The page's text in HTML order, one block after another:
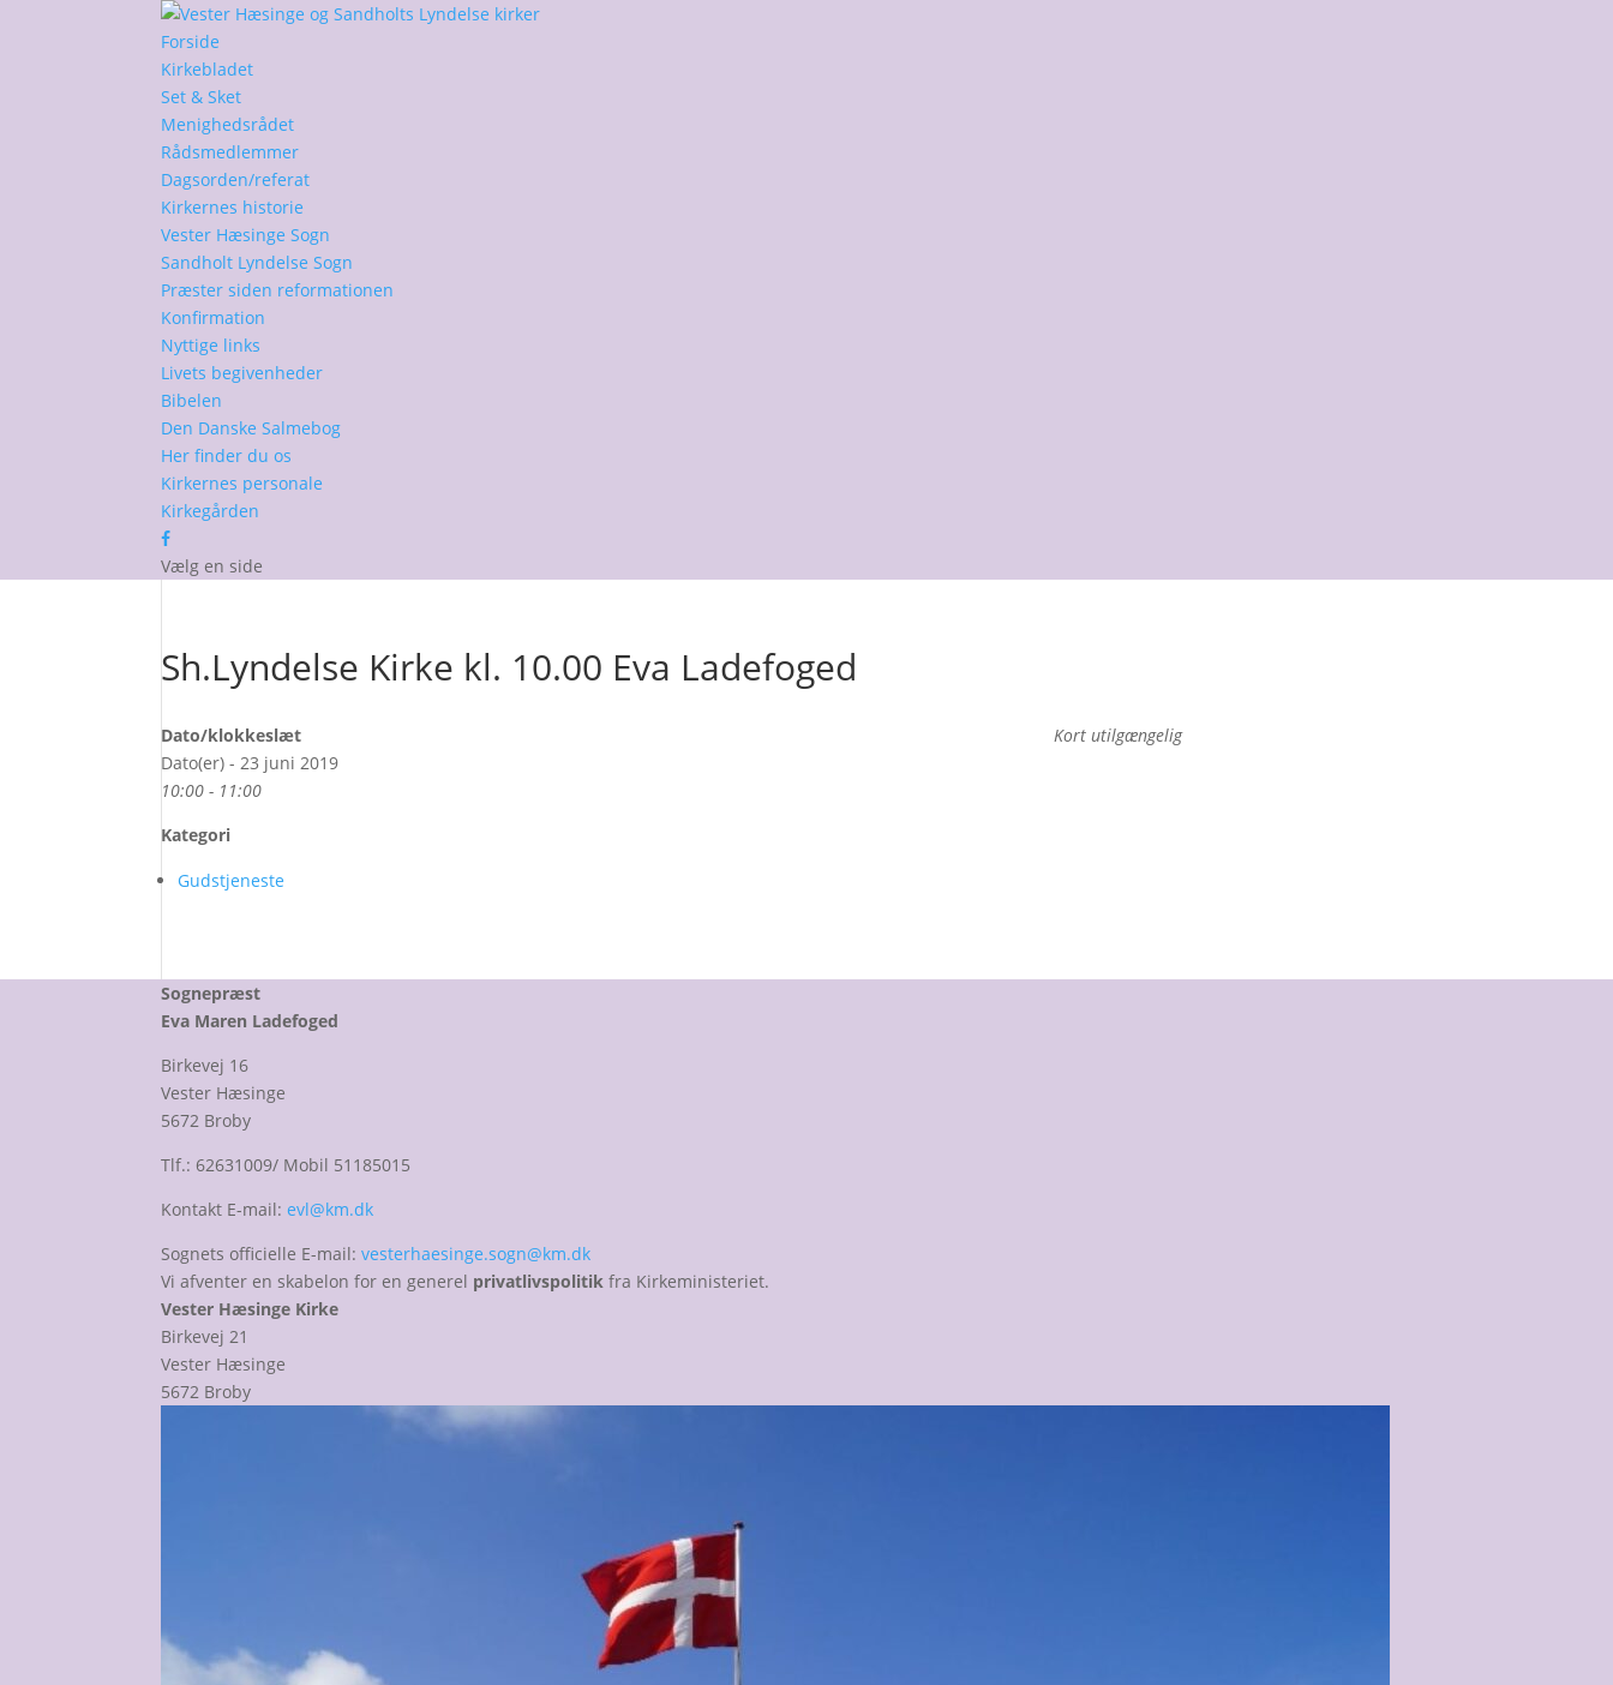
Forside
Kirkebladet
Set & Sket
Menighedsrådet
Rådsmedlemmer
Dagsorden/referat
Kirkernes historie
Vester Hæsinge Sogn
Sandholt Lyndelse Sogn
Præster siden reformationen
Konfirmation
Nyttige links
Livets begivenheder
Bibelen
Den Danske Salmebog
Her finder du os
Kirkernes personale
Kirkegården
Vælg en side
Sh.Lyndelse Kirke kl. 10.00 Eva Ladefoged
Kort utilgængelig
Dato/klokkeslæt
Dato(er) - 23 juni 2019
10:00 - 11:00
Kategori
Gudstjeneste
Sognepræst
Eva Maren Ladefoged
Birkevej 16
Vester Hæsinge
5672 Broby
Tlf.: 62631009/ Mobil 51185015
Kontakt E-mail:evl@km.dk
Sognets officielle E-mail:vesterhaesinge.sogn@km.dk
Vi afventer en skabelon for en generel privatlivspolitik fra Kirkeministeriet.
Vester Hæsinge Kirke
Birkevej 21
Vester Hæsinge
5672 Broby